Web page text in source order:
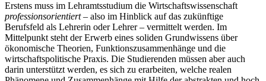
Erstens muss im Lehramtsstudium die Wirtschaftswissenschaft
professionsorientiert– also im Hinblick auf das zukünftige
Berufsfeld als Lehrerin oder Lehrer – vermittelt werden. Im
Mittelpunkt steht der Erwerb eines soliden Grundwissens über
ökonomische Theorien, Funktionszusammenhänge und die
wirtschaftspolitische Praxis. Die Studierenden müssen aber auch
darin unterstützt werden, es sich zu erarbeiten, welche realen